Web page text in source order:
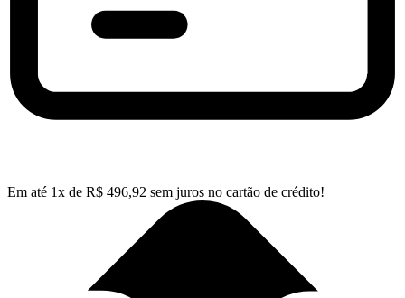
Em até 1x de R$ 496,92 sem juros no cartão de crédito!